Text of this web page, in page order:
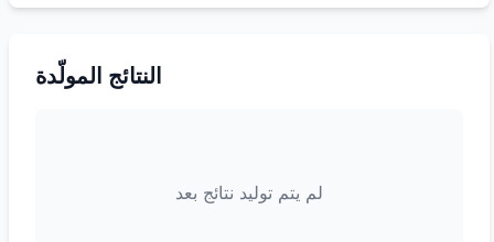
النتائج المولّدة
لم يتم توليد نتائج بعد